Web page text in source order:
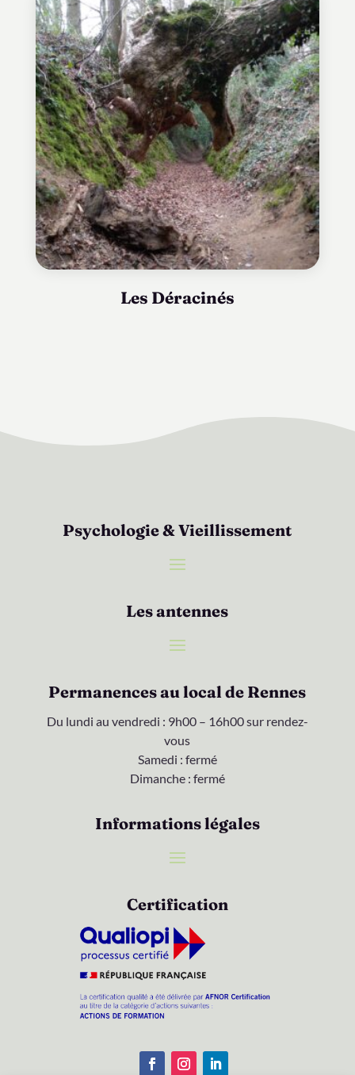
Les Déracinés
Psychologie & Vieillissement
Les antennes
Permanences au local de Rennes
Du lundi au vendredi : 9h00 – 16h00 sur rendez-
vous
Samedi : fermé
Dimanche : fermé
Informations légales
Certification